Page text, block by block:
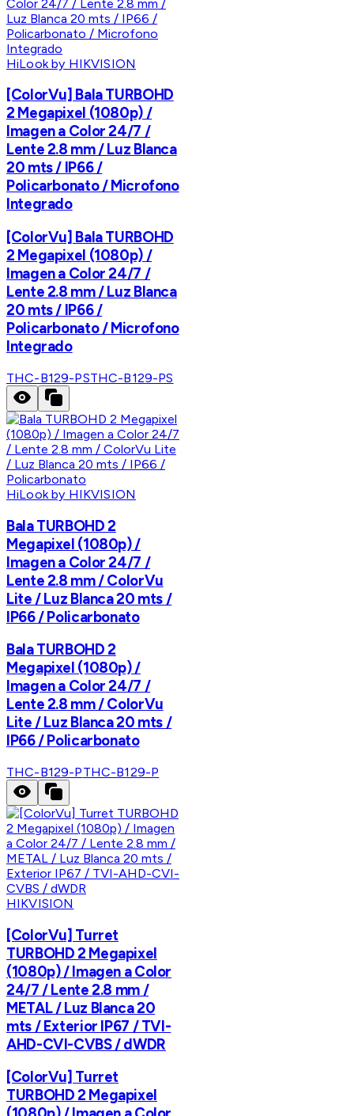
HiLook by HIKVISION
[ColorVu] Bala TURBOHD
2 Megapixel (1080p) /
Imagen a Color 24/7 /
Lente 2.8 mm / Luz Blanca
20 mts / IP66 /
Policarbonato / Microfono
Integrado
[ColorVu] Bala TURBOHD
2 Megapixel (1080p) /
Imagen a Color 24/7 /
Lente 2.8 mm / Luz Blanca
20 mts / IP66 /
Policarbonato / Microfono
Integrado
THC-B129-PSTHC-B129-PS
HiLook by HIKVISION
Bala TURBOHD 2
Megapixel (1080p) /
Imagen a Color 24/7 /
Lente 2.8 mm / ColorVu
Lite / Luz Blanca 20 mts /
IP66 / Policarbonato
Bala TURBOHD 2
Megapixel (1080p) /
Imagen a Color 24/7 /
Lente 2.8 mm / ColorVu
Lite / Luz Blanca 20 mts /
IP66 / Policarbonato
THC-B129-PTHC-B129-P
HIKVISION
[ColorVu] Turret
TURBOHD 2 Megapixel
(1080p) / Imagen a Color
24/7 / Lente 2.8 mm /
METAL / Luz Blanca 20
mts / Exterior IP67 / TVI-
AHD-CVI-CVBS / dWDR
[ColorVu] Turret
TURBOHD 2 Megapixel